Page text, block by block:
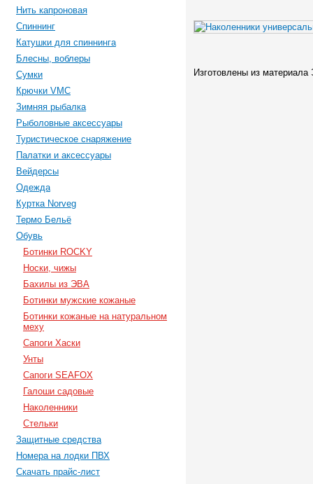
Нить капроновая
Спиннинг
Катушки для спиннинга
Блесны, воблеры
Сумки
Крючки VMC
Зимняя рыбалка
Рыболовные аксессуары
Туристическое снаряжение
Палатки и аксессуары
Вейдерсы
Одежда
Куртка Norveg
Термо Бельё
Обувь
Ботинки ROCKY
Носки, чижы
Бахилы из ЭВА
Ботинки мужские кожаные
Ботинки кожаные на натуральном
меху
Сапоги Хаски
Унты
Сапоги SEAFOX
Галоши садовые
Наколенники
Стельки
Защитные средства
Номера на лодки ПВХ
Скачать прайс-лист
Изготовлены из